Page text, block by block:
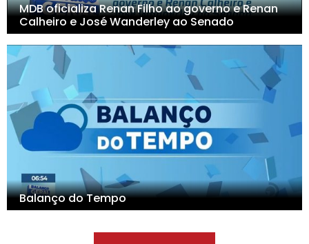
MDB oficializa Renan Filho ao governo e Renan
Calheiro e José Wanderley ao Senado
Balanço do Tempo